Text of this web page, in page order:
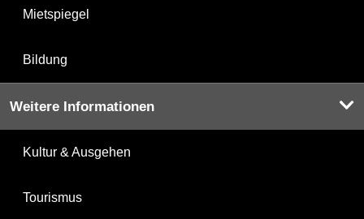
Mietspiegel
Bildung
Weitere Informationen
Kultur & Ausgehen
Tourismus